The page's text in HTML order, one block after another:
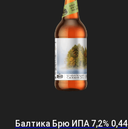
Балтика Брю ИПА 7,2% 0,44